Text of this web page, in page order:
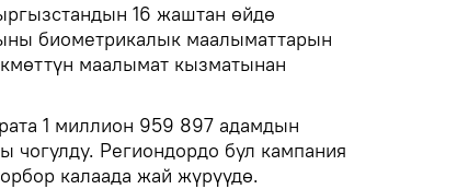
16 жаштан өйдө
биометрикалык маалыматтарын
маалымат кызматынан
1 миллион 959 897 адамдын
чогулду. Региондордо бул кампания
калаада жай жүрүүдө.